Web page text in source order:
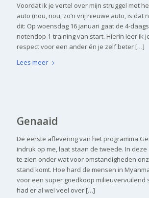
Voordat ik je vertel over mijn struggel met
auto (nou, nou, zo’n vrij nieuwe auto, is dat
dit: Op woensdag 16 januari gaat de 4-
notendop 1-training van start. Hierin leer ik
respect voor een ander én je zelf beter […]
Lees meer
Genaaid
De eerste aflevering van het programma
indruk op me, laat staan de tweede. In deze
te zien onder wat voor omstandigheden
stand komt. Hoe hard de mensen in
voor een super goedkoop milieuvervuilend
had er al wel veel over […]